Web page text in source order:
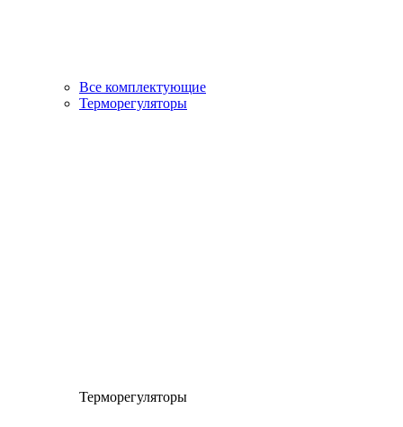
Все комплектующие
Терморегуляторы
Терморегуляторы